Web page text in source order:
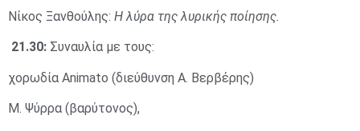
Νίκος Ξανθούλης: Η λύρα της λυρικής ποίησης.
21.30: Συναυλία με τους:
χορωδία Animato (διεύθυνση Α. Βερβέρης)
Μ. Ψύρρα (βαρύτονος),